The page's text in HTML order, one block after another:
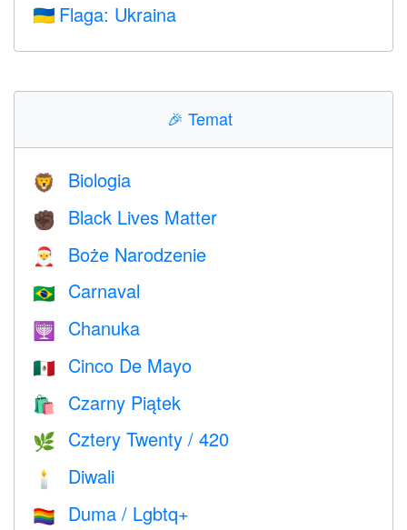
🇺🇦 Flaga: Ukraina
🎉 Temat
🦁 Biologia
✊🏿 Black Lives Matter
🎅 Boże Narodzenie
🇧🇷 Carnaval
🕎 Chanuka
🇲🇽 Cinco De Mayo
🛍 Czarny Piątek
🌿 Cztery Twenty / 420
🕯 Diwali
🏳️‍🌈 Duma / Lgbtq+